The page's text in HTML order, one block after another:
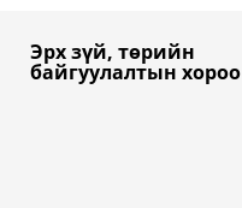
Эрх зүй, төрийн
байгуулалтын хороо